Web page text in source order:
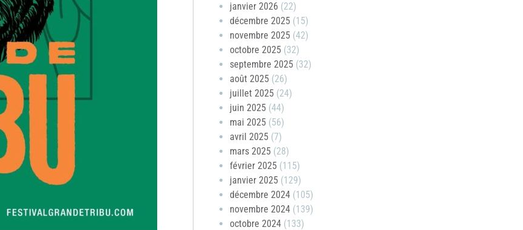
janvier 2026 (22)
décembre 2025 (15)
novembre 2025 (42)
octobre 2025 (32)
septembre 2025 (32)
août 2025 (26)
juillet 2025 (24)
juin 2025 (44)
mai 2025 (56)
avril 2025 (7)
mars 2025 (28)
février 2025 (115)
janvier 2025 (129)
décembre 2024 (105)
novembre 2024 (139)
octobre 2024 (133)